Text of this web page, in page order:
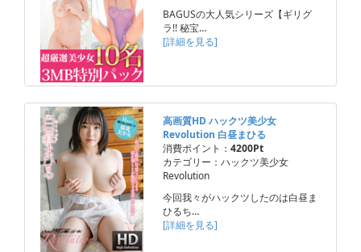
BAGUSの大人気シリーズ【ギリグ
ラ!! 秘宝…
[詳細を見る]
高画質HD ハックツ美少女
Revolution 白昼まひる
消費ポイント： 4200Pt
カテゴリー：ハックツ美少女
Revolution
今回我々がハックツしたのは白昼ま
ひるち…
[詳細を見る]